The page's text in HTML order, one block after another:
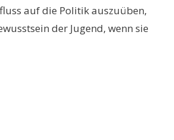
auf die Politik auszuüben,
der Jugend, wenn sie